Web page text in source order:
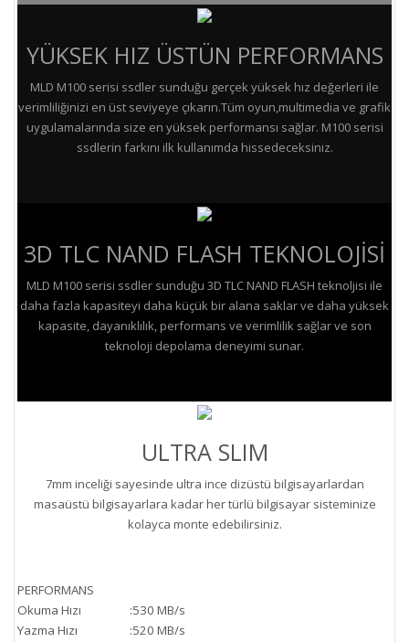
YÜKSEK HIZ ÜSTÜN PERFORMANS
MLD M100 serisi ssdler sunduğu gerçek yüksek hız değerleri ile
verimliliğinizi en üst seviyeye çıkarın.Tüm oyun,multimedia ve grafik
uygulamalarında size en yüksek performansı sağlar. M100 serisi
ssdlerin farkını ilk kullanımda hissedeceksiniz.
3D TLC NAND FLASH TEKNOLOJİSİ
MLD M100 serisi ssdler sunduğu 3D TLC NAND FLASH teknoljisi ile
daha fazla kapasiteyi daha küçük bir alana saklar ve daha yüksek
kapasite, dayanıklılık, performans ve verimlilik sağlar ve son
teknoloji depolama deneyimi sunar.
ULTRA SLIM
7mm inceliği sayesinde ultra ince dizüstü bilgisayarlardan
masaüstü bilgisayarlara kadar her türlü bilgisayar sisteminize
kolayca monte edebilirsiniz.
PERFORMANS
Okuma Hızı
:530 MB/s
Yazma Hızı
:520 MB/s